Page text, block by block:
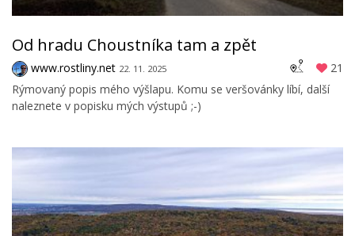
Od hradu Choustníka tam a zpět
www.rostliny.net 22. 11. 2025
21
Rýmovaný popis mého výšlapu. Komu se veršovánky líbí, další
naleznete v popisku mých výstupů ;-)